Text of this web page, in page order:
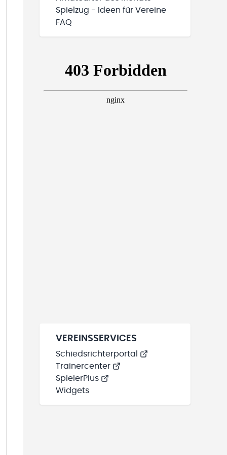
Spielzug - Ideen für Vereine
FAQ
VEREINSSERVICES
Schiedsrichterportal
Trainercenter
SpielerPlus
Widgets